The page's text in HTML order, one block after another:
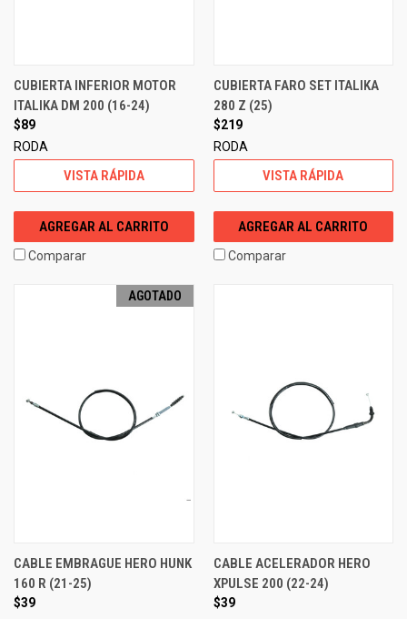
CUBIERTA INFERIOR MOTOR
ITALIKA DM 200 (16-24)
$89
RODA
VISTA RÁPIDA
AGREGAR AL CARRITO
Comparar
CUBIERTA FARO SET ITALIKA
280 Z (25)
$219
RODA
VISTA RÁPIDA
AGREGAR AL CARRITO
Comparar
AGOTADO
CABLE EMBRAGUE HERO HUNK
160 R (21-25)
$39
CABLE ACELERADOR HERO
XPULSE 200 (22-24)
$39